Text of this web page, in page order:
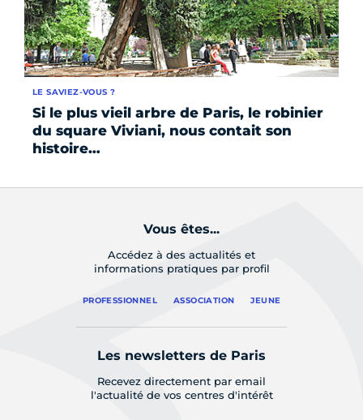
Si le plus vieil arbre de Paris, le robinier
du square Viviani, nous contait son
histoire…
LE SAVIEZ-VOUS ?
Vous êtes...
Accédez à des actualités et
informations pratiques par profil
PROFESSIONNEL ASSOCIATION JEUNE
Les newsletters de Paris
Recevez directement par email
l'actualité de vos centres d'intérêt